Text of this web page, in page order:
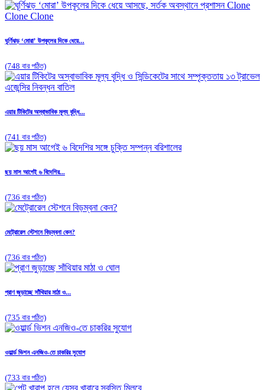
ঘূর্ণিঝড় ‘মোরা’ উপকূলের দিকে ধেয়ে...
(748 বার পঠিত)
এয়ার টিকিটের অস্বাভাবিক মূল্য বৃদ্ধি...
(741 বার পঠিত)
ছয় মাস আগেই ৬ বিদেশির...
(736 বার পঠিত)
মেট্রোরেল স্টেশনে বিড়ম্বনা কেন?
(736 বার পঠিত)
প্রাণ জুড়াচ্ছে সাঁথিয়ার মাঠা ও...
(735 বার পঠিত)
ওয়ার্ল্ড ভিশন এনজিও-তে চাকরির সুযোগ
(733 বার পঠিত)